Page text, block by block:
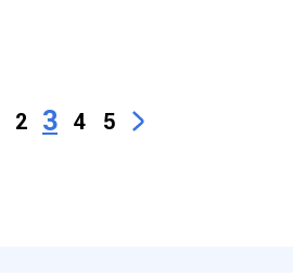
2 3 4 5